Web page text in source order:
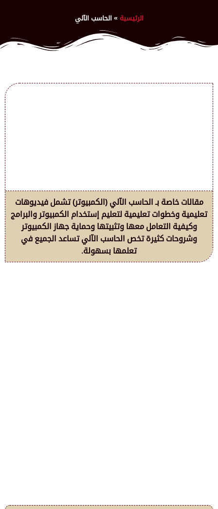
الرئيسية » الحاسب الآلي
مقالات خاصة بـ الحاسب الآلي (الكمبيوتر) تشمل فيديوهات
تعليمية وخطوات تعليمية لتعليم إستخدام الكمبيوتر والبرامج
وكيفية التعامل معها وتثبيتها وحماية جهاز الكمبيوتر
وشروحات كثيرة تخص الحاسب الآلي تساعد الجميع في
تعلمها بسهولة.